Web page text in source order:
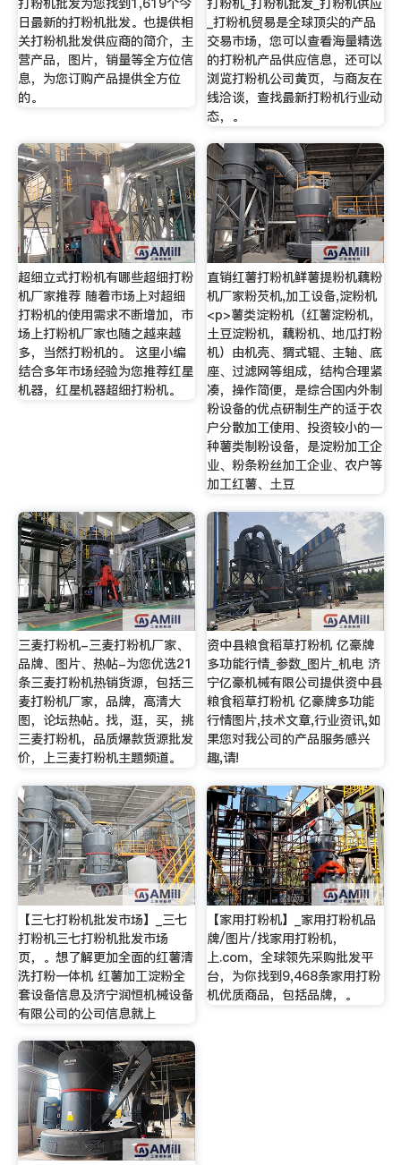
日最新的打粉机批发。也提供相
关打粉机批发供应商的简介，主
营产品，图片，销量等全方位信
息，为您订购产品提供全方位
的。
_打粉机贸易是全球顶尖的产品
交易市场，您可以查看海量精选
的打粉机产品供应信息，还可以
浏览打粉机公司黄页，与商友在
线洽谈，查找最新打粉机行业动
态，。
超细立式打粉机有哪些超细打粉
机厂家推荐 随着市场上对超细
打粉机的使用需求不断增加，市
场上打粉机厂家也随之越来越
多，当然打粉机的。 这里小编
结合多年市场经验为您推荐红星
机器，红星机器超细打粉机。
直销红薯打粉机鲜薯提粉机藕粉
机厂家粉芡机,加工设备,淀粉机
<p>薯类淀粉机（红薯淀粉机，
土豆淀粉机，藕粉机、地瓜打粉
机）由机壳、猬式辊、主轴、底
座、过滤网等组成，结构合理紧
凑，操作简便，是综合国内外制
粉设备的优点研制生产的适于农
户分散加工使用、投资较小的一
种薯类制粉设备，是淀粉加工企
业、粉条粉丝加工企业、农户等
加工红薯、土豆
三麦打粉机-三麦打粉机厂家、
品牌、图片、热帖-为您优选21
条三麦打粉机热销货源，包括三
麦打粉机厂家，品牌，高清大
图，论坛热帖。找，逛，买，挑
三麦打粉机，品质爆款货源批发
价，上三麦打粉机主题频道。
资中县粮食稻草打粉机 亿豪牌
多功能行情_参数_图片_机电 济
宁亿豪机械有限公司提供资中县
粮食稻草打粉机 亿豪牌多功能
行情图片,技术文章,行业资讯,如
果您对我公司的产品服务感兴
趣,请!
【三七打粉机批发市场】_三七
打粉机三七打粉机批发市场
页，。想了解更加全面的红薯清
洗打粉一体机 红薯加工淀粉全
套设备信息及济宁润恒机械设备
有限公司的公司信息就上
【家用打粉机】_家用打粉机品
牌/图片/找家用打粉机，
上.com，全球领先采购批发平
台，为你找到9,468条家用打粉
机优质商品，包括品牌，。